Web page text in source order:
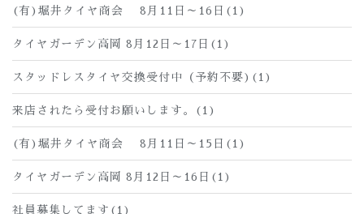
(有)堀井タイヤ商会 8月11日～16日(1)
タイヤガーデン高岡 8月12日～17日(1)
スタッドレスタイヤ交換受付中（予約不要)(1)
来店されたら受付お願いします。(1)
(有)堀井タイヤ商会 8月11日～15日(1)
タイヤガーデン高岡 8月12日～16日(1)
社員募集してます(1)